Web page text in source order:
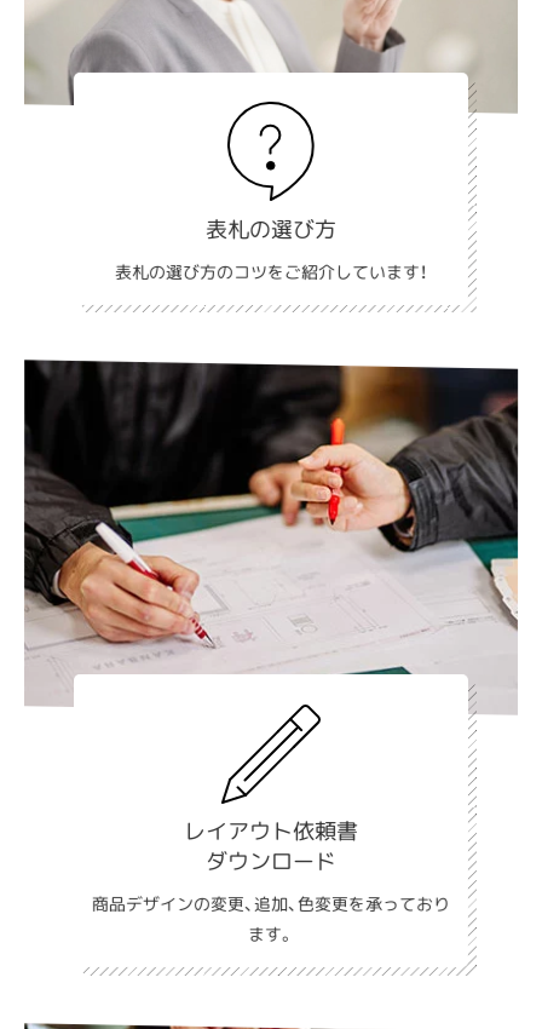
表札の選び方
表札の選び方のコツをご紹介しています！
レイアウト依頼書
ダウンロード
商品デザインの変更、追加、色変更を承っており
ます。